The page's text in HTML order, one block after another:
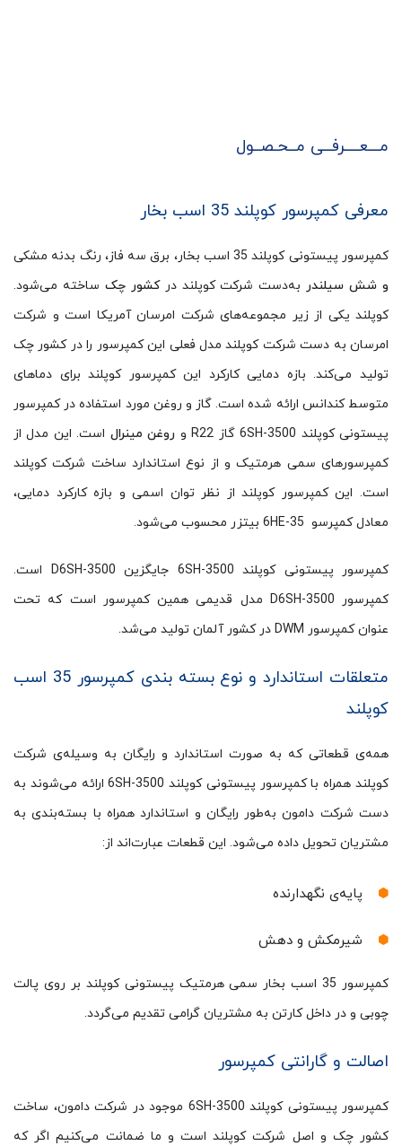
مـــعــــرفــی مــحـصــول
معرفی کمپرسور کوپلند 35 اسب بخار
کمپرسور پیستونی کوپلند 35 اسب بخار، برق سه فاز، رنگ بدنه مشکی
و شش سیلندر به‌دست شرکت کوپلند درکشور چک ساخته‌ می‌شود.
کوپلند یکی از زیر مجموعه‌های شرکت امرسان آمریکا است و شرکت
امرسان به دست شرکت کوپلند مدل فعلی این کمپرسور را در کشور چک
تولید می‌کند. بازه دمایی کارکرد این کمپرسور کوپلند برای دماهای
متوسط کندانس ارائه شده است. گاز و روغن مورد استفاده در کمپرسور
پیستونی کوپلند 6SH-3500 گاز R22 و
روغن مینرال است. این مدل از
کمپرسورهای سمی هرمتیک و از نوع استاندارد ساخت شرکت کوپلند
است. این کمپرسور کوپلند از نظر توان اسمی و بازه کارکرد دمایی،
معادل کمپرسو 6HE-35 بیتزر محسوب می‌شود.
کمپرسور پیستونی کوپلند 6SH-3500 جایگزین D6SH-3500 است.
کمپرسور D6SH-3500 مدل قدیمی همین کمپرسور است که تحت
عنوان کمپرسور DWM در کشور آلمان تولید می‌شد.
متعلقات استاندارد و نوع بسته بندی کمپرسور 35 اسب
کوپلند
همه‌ی قطعاتی که به صورت استاندارد و رایگان به وسیله‌ی شرکت
کوپلند همراه با کمپرسور پیستونی کوپلند 6SH-3500 ارائه‌ می‌شوند به
دست شرکت دامون به‌طور رایگان و استاندارد همراه با بسته‌بندی به
مشتریان تحویل داده‌ می‌شود. این قطعات عبارت‌اند از:
پایه‌ی نگهدارنده
شیرمکش و دهش
کمپرسور 35 اسب بخار سمی هرمتیک پیستونی کوپلند بر روی پالت
چوبی و در داخل کارتن به مشتریان گرامی‌ تقدیم می‌گردد.
اصالت و گارانتی کمپرسور
کمپرسور پیستونی کوپلند 6SH-3500 موجود در شرکت دامون، ساخت
کشور چک و اصل شرکت کوپلند است و ما ضمانت می‌کنیم اگر که